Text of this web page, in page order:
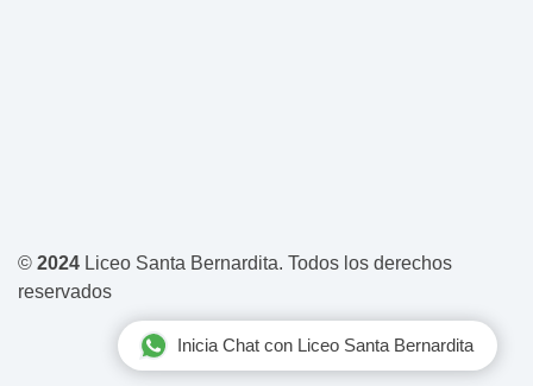
Inicia Chat con Liceo Santa Bernardita
© 2024 Liceo Santa Bernardita. Todos los derechos
reservados
Diseñado porSWColegios